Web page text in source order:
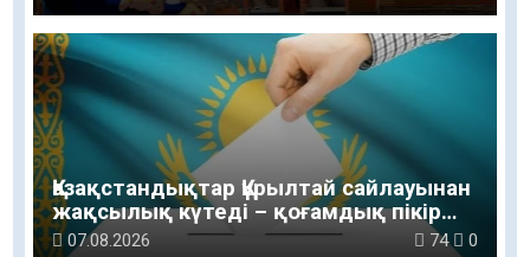
Қазақстандықтар Құрылтай сайлауынан
жақсылық күтеді – қоғамдық пікір
зерттеуі
07.08.2026 74 0